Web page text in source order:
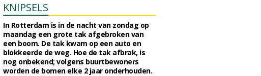
KNIPSELS
In Rotterdam is in de nacht van zondag op
maandag een grote tak afgebroken van
een boom. De tak kwam op een auto en
blokkeerde de weg. Hoe de tak afbrak, is
nog onbekend; volgens buurtbewoners
worden de bomen elke 2 jaar onderhouden.